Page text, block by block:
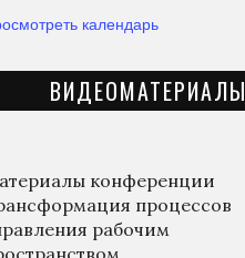
календарь
ВИДЕОМАТЕРИАЛЫ
конференции
процессов
рабочим